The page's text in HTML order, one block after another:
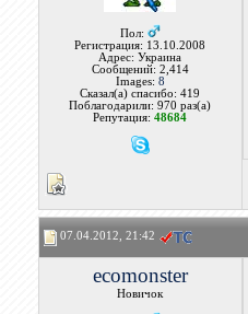
Пол:
Регистрация: 13.10.2008
Адрес: Украина
Сообщений: 2,414
Images: 8
Сказал(а) спасибо: 419
Поблагодарили: 970 раз(а)
Репутация:48684
07.04.2012, 21:42
ecomonster
Новичок